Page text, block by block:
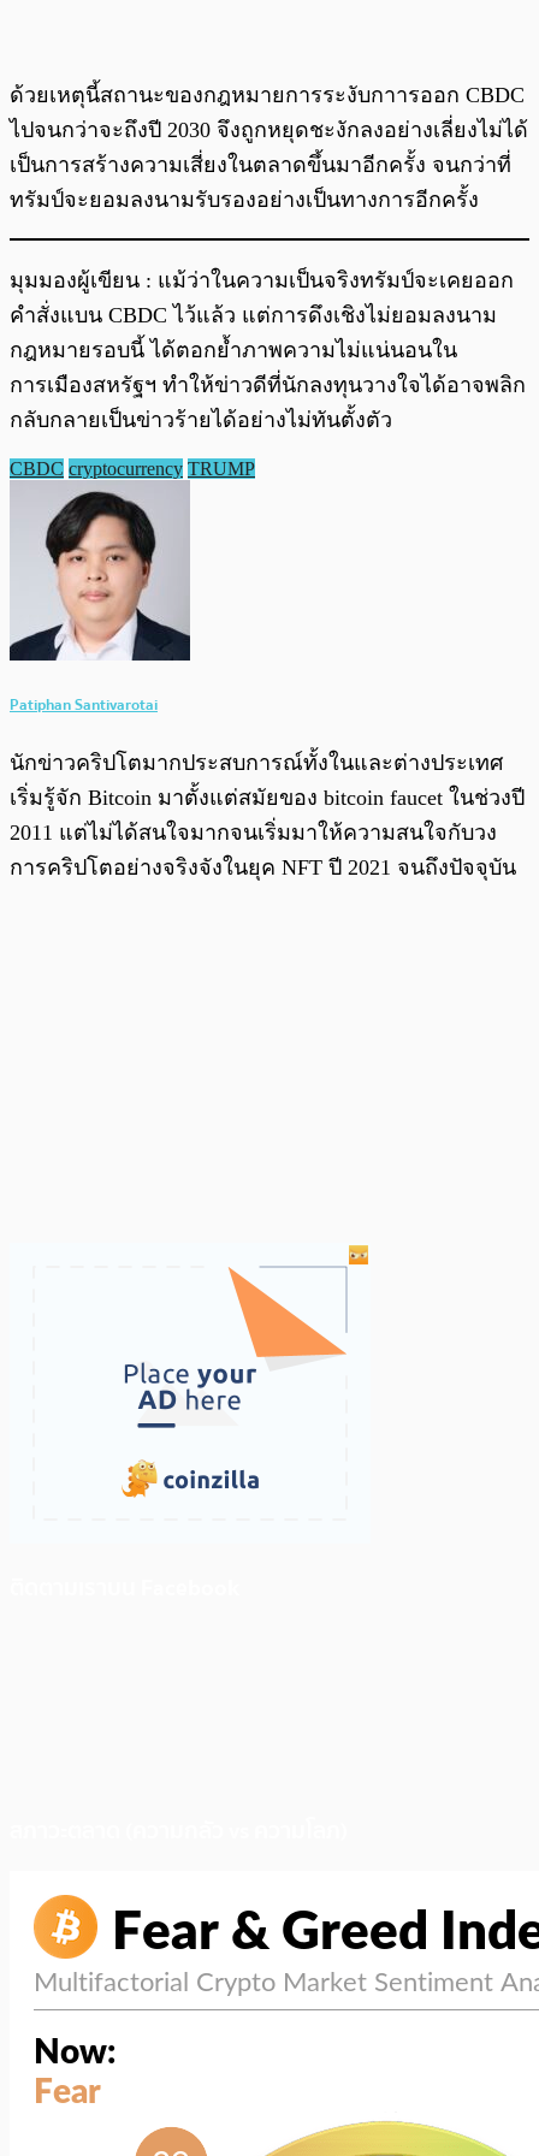
ด้วยเหตุนี้สถานะของกฎหมายการระงับกาารออก CBDC
ไปจนกว่าจะถึงปี 2030 จึงถูกหยุดชะงักลงอย่างเลี่ยงไม่ได้
เป็นการสร้างความเสี่ยงในตลาดขึ้นมาอีกครั้ง จนกว่าที่
ทรัมป์จะยอมลงนามรับรองอย่างเป็นทางการอีกครั้ง
มุมมองผู้เขียน : แม้ว่าในความเป็นจริงทรัมป์จะเคยออก
คำสั่งแบน CBDC ไว้แล้ว แต่การดึงเชิงไม่ยอมลงนาม
กฎหมายรอบนี้ ได้ตอกย้ำภาพความไม่แน่นอนใน
การเมืองสหรัฐฯ ทำให้ข่าวดีที่นักลงทุนวางใจได้อาจพลิก
กลับกลายเป็นข่าวร้ายได้อย่างไม่ทันตั้งตัว
CBDC cryptocurrency TRUMP
Patiphan Santivarotai
นักข่าวคริปโตมากประสบการณ์ทั้งในและต่างประเทศ
เริ่มรู้จัก Bitcoin มาตั้งแต่สมัยของ bitcoin faucet ในช่วงปี
2011 แต่ไม่ได้สนใจมากจนเริ่มมาให้ความสนใจกับวง
การคริปโตอย่างจริงจังในยุค NFT ปี 2021 จนถึงปัจจุบัน